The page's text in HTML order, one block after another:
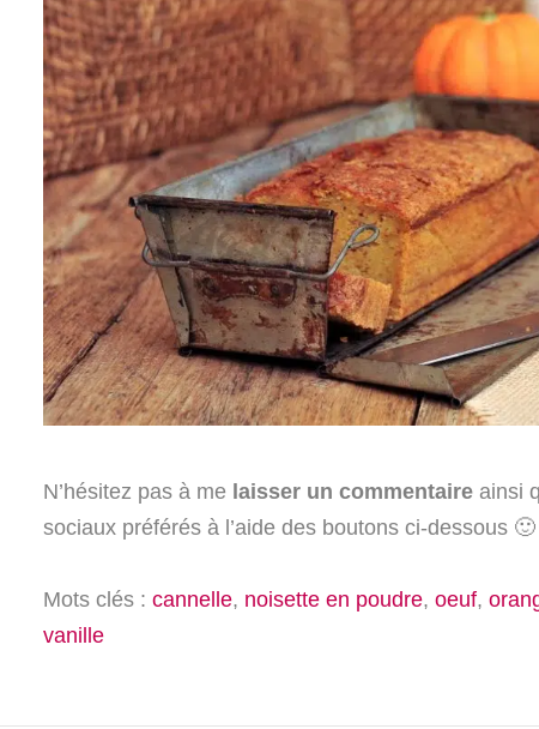
N’hésitez pas à me laisser un commentaireainsi
sociaux préférés à l’aide des boutons ci-dessous 🙂
Mots clés : cannelle, noisette en poudre, oeuf,
vanille